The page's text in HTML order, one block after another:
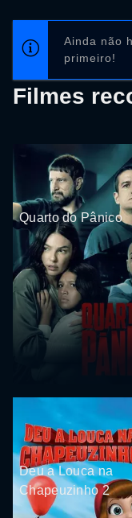
Ainda não
primeiro!
Filmes
Quarto do Pânico
Deu a Louca na
Chapeuzinho 2